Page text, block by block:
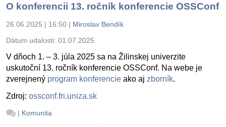
O konferencii 13. ročník konferencie OSSConf
26.06.2025 | 16:50 | Miroslav Bendík
Dátum udalosti: 01.07.2025
V dňoch 1. – 3. júla 2025 sa na Žilinskej univerzite
uskutoční 13. ročník konferencie OSSConf. Na webe je
zverejnený program konferencie ako aj zborník.
Zdroj: ossconf.fri.uniza.sk
| Komunita